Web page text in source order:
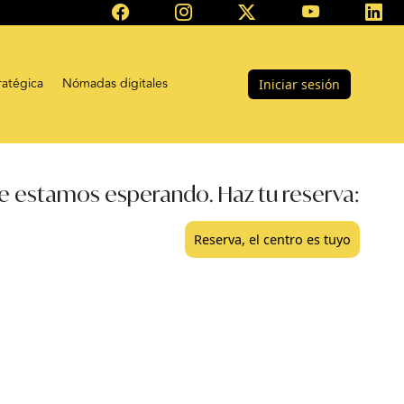
Nómadas digitales Iniciar sesión
estamos esperando. Haz tu reserva:
Reserva, el centro es tuyo